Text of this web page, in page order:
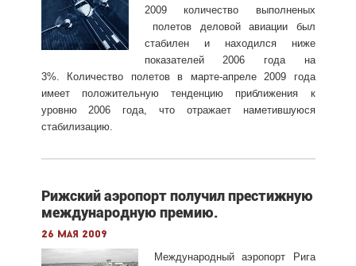
2009 количество выполненых
полетов деловой авиации был
стабилен и находился ниже
показателей 2006 года на
3%. Количество полетов в марте-апреле 2009 года
имеет положительную тенденцию приближения к
уровню 2006 года, что отражает наметившуюся
стабилизацию.
Рижский аэропорт получил престижную
международную премию.
26 мая 2009
Международный аэропорт Рига